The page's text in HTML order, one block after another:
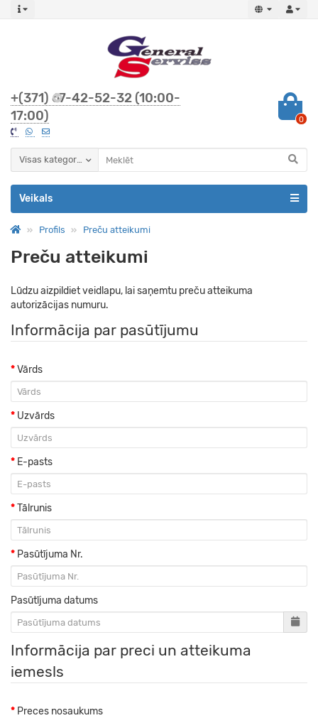
+(371) 67-42-52-32 (10:00-
17:00)
0
Visas kategorijas
Veikals
Profils Preču atteikumi
Preču atteikumi
Lūdzu aizpildiet veidlapu, lai saņemtu preču atteikuma
autorizācijas numuru.
Informācija par pasūtījumu
Vārds
Uzvārds
E-pasts
Tālrunis
Pasūtījuma Nr.
Pasūtījuma datums
Informācija par preci un atteikuma
iemesls
Preces nosaukums